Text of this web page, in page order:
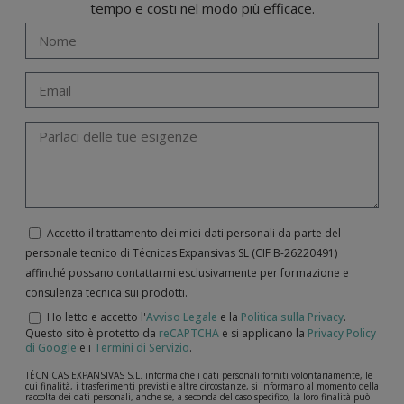
tempo e costi nel modo più efficace.
Accetto il trattamento dei miei dati personali da parte del
personale tecnico di Técnicas Expansivas SL (CIF B-­26220491)
affinché possano contattarmi esclusivamente per formazione e
consulenza tecnica sui prodotti.
Ho letto e accetto l'Avviso Legale e la Politica sulla Privacy.
Questo sito è protetto da reCAPTCHA e si applicano la Privacy Policy
di Google e i Termini di Servizio.
TÉCNICAS EXPANSIVAS S.L. informa che i dati personali forniti volontariamente, le
cui finalità, i trasferimenti previsti e altre circostanze, si informano al momento della
raccolta dei dati personali, anche se, a seconda del caso specifico, la loro finalità può